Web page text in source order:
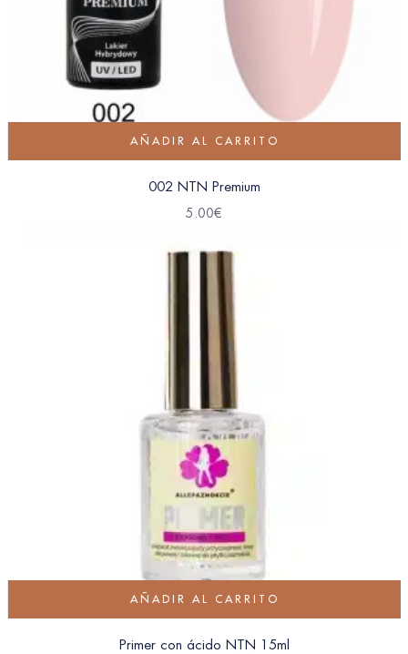
AÑADIR AL CARRITO
002 NTN Premium
5.00€
AÑADIR AL CARRITO
Primer con ácido NTN 15ml